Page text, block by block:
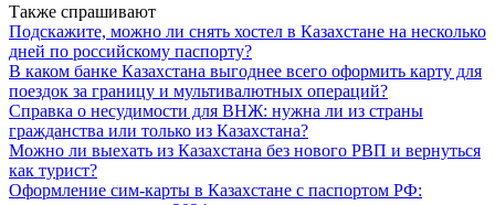
Также спрашивают
Подскажите, можно ли снять хостел в Казахстане на несколько
дней по российскому паспорту?
В каком банке Казахстана выгоднее всего оформить карту для
поездок за границу и мультивалютных операций?
Справка о несудимости для ВНЖ: нужна ли из страны
гражданства или только из Казахстана?
Можно ли выехать из Казахстана без нового РВП и вернуться
как турист?
Оформление сим-карты в Казахстане с паспортом РФ: